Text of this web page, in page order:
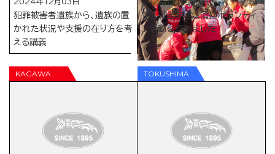
2024年12月03日
犯罪被害者遺族から、遺族の置
かれた状況や支援の在り方を考
える講義
2024年12月02日
第２回全学地域清掃ボランティ
ア活動を行いました